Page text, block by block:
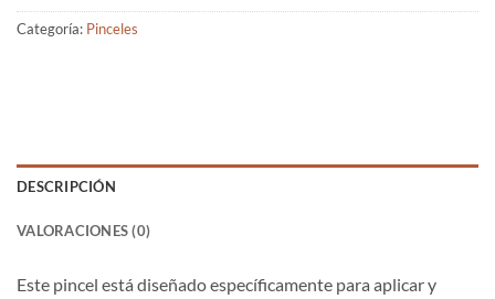
Categoría: Pinceles
DESCRIPCIÓN
VALORACIONES (0)
Este pincel está diseñado específicamente para aplicar y